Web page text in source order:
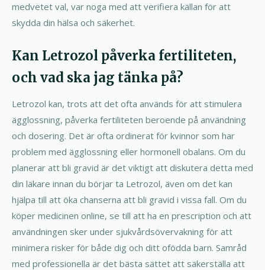
medvetet val, var noga med att verifiera källan för att
skydda din hälsa och säkerhet.
Kan Letrozol påverka fertiliteten,
och vad ska jag tänka på?
Letrozol kan, trots att det ofta används för att stimulera
ägglossning, påverka fertiliteten beroende på användning
och dosering. Det är ofta ordinerat för kvinnor som har
problem med ägglossning eller hormonell obalans. Om du
planerar att bli gravid är det viktigt att diskutera detta med
din läkare innan du börjar ta Letrozol, även om det kan
hjälpa till att öka chanserna att bli gravid i vissa fall. Om du
köper medicinen online, se till att ha en prescription och att
användningen sker under sjukvårdsövervakning för att
minimera risker för både dig och ditt ofödda barn. Samråd
med professionella är det bästa sättet att säkerställa att